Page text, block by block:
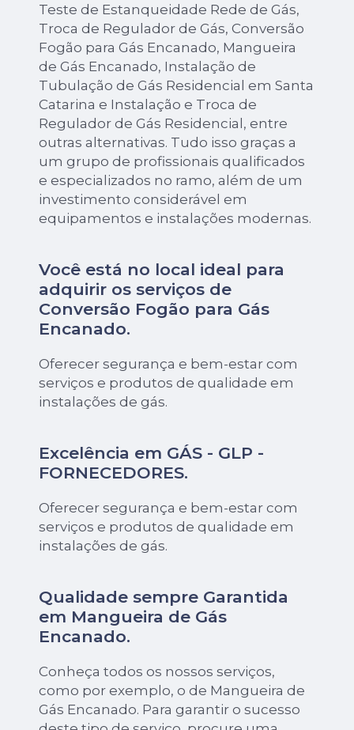
Teste de Estanqueidade Rede de Gás,
Troca de Regulador de Gás, Conversão
Fogão para Gás Encanado, Mangueira
de Gás Encanado, Instalação de
Tubulação de Gás Residencial em Santa
Catarina e Instalação e Troca de
Regulador de Gás Residencial, entre
outras alternativas. Tudo isso graças a
um grupo de profissionais qualificados
e especializados no ramo, além de um
investimento considerável em
equipamentos e instalações modernas.
Você está no local ideal para
adquirir os serviços de
Conversão Fogão para Gás
Encanado.
Oferecer segurança e bem-estar com
serviços e produtos de qualidade em
instalações de gás.
Excelência em GÁS - GLP -
FORNECEDORES.
Oferecer segurança e bem-estar com
serviços e produtos de qualidade em
instalações de gás.
Qualidade sempre Garantida
em Mangueira de Gás
Encanado.
Conheça todos os nossos serviços,
como por exemplo, o de Mangueira de
Gás Encanado. Para garantir o sucesso